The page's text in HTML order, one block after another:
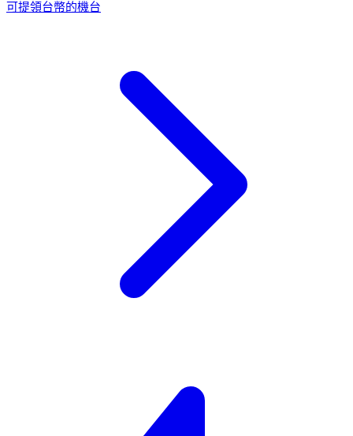
可提領台幣的機台